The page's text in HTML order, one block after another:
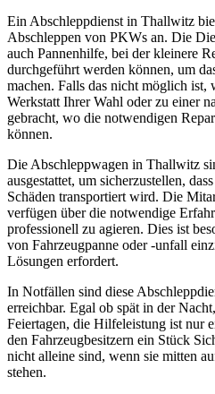
Ein Abschleppdienst in Thallwitz
Abschleppen von PKWs an. Die
auch Pannenhilfe, bei der kleinere
durchgeführt werden können, um
machen. Falls das nicht möglich ist,
Werkstatt Ihrer Wahl oder zu einer
gebracht, wo die notwendigen
können.
Die Abschleppwagen in Thallwitz
ausgestattet, um sicherzustellen,
Schäden transportiert wird. Die
verfügen über die notwendige
professionell zu agieren. Dies ist
von Fahrzeugpanne oder -unfall
Lösungen erfordert.
In Notfällen sind diese
erreichbar. Egal ob spät in der
Feiertagen, die Hilfeleistung ist nur
den Fahrzeugbesitzern ein Stück
nicht alleine sind, wenn sie mitten
stehen.